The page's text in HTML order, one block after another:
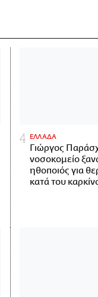
ΕΛΛΑΔΑ
Γιώργος
νοσοκομείο
ηθοποιός για
κατά του